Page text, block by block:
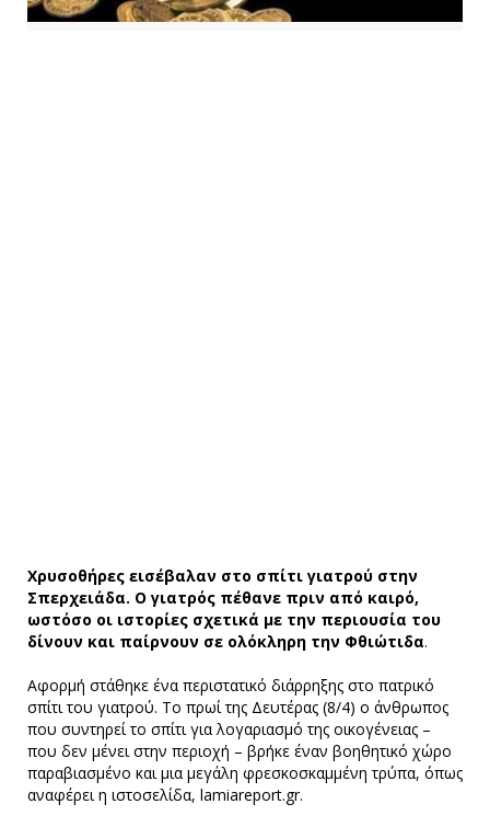
Χρυσοθήρες εισέβαλαν στο σπίτι γιατρού στην
Σπερχειάδα. Ο γιατρός πέθανε πριν από καιρό,
ωστόσο οι ιστορίες σχετικά με την περιουσία του
δίνουν και παίρνουν σε ολόκληρη την Φθιώτιδα.
Αφορμή στάθηκε ένα περιστατικό διάρρηξης στο πατρικό
σπίτι του γιατρού. Το πρωί της Δευτέρας (8/4) ο άνθρωπος
που συντηρεί το σπίτι για λογαριασμό της οικογένειας –
που δεν μένει στην περιοχή – βρήκε έναν βοηθητικό χώρο
παραβιασμένο και μια μεγάλη φρεσκοσκαμμένη τρύπα, όπως
αναφέρει η ιστοσελίδα, lamiareport.gr.